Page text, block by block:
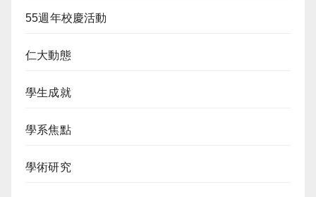
55週年校慶活動
仁大動態
學生成就
學系焦點
學術研究